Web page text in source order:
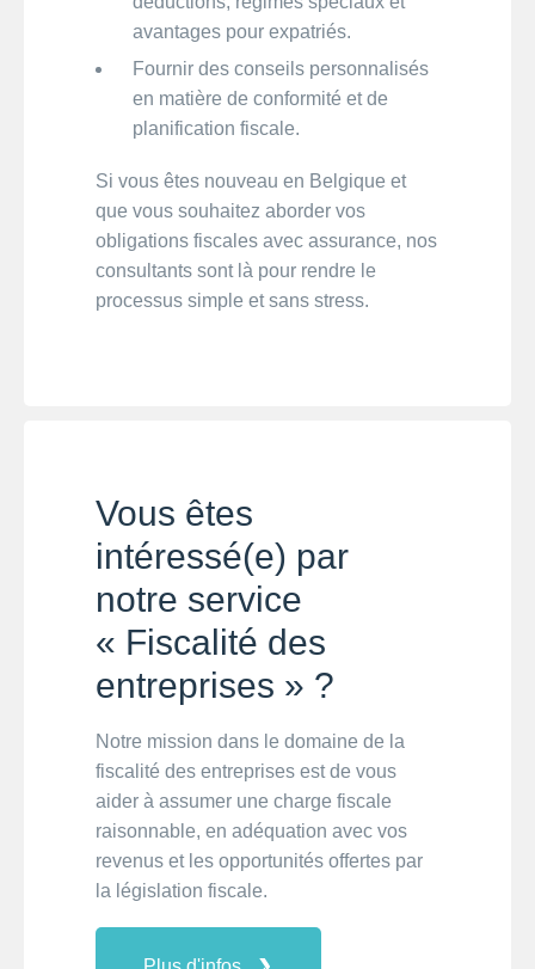
avantages pour expatriés.
Fournir des conseils personnalisés
en matière de conformité et de
planification fiscale.
Si vous êtes nouveau en Belgique et
que vous souhaitez aborder vos
obligations fiscales avec assurance, nos
consultants sont là pour rendre le
processus simple et sans stress.
Vous êtes
intéressé(e) par
notre service
« Fiscalité des
entreprises » ?
Notre mission dans le domaine de la
fiscalité des entreprises est de vous
aider à assumer une charge fiscale
raisonnable, en adéquation avec vos
revenus et les opportunités offertes par
la législation fiscale.